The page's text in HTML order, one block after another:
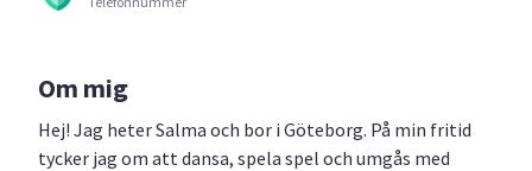
Om mig
Hej! Jag heter Salma och bor i Göteborg. På min fritid
tycker jag om att dansa, spela spel och umgås med